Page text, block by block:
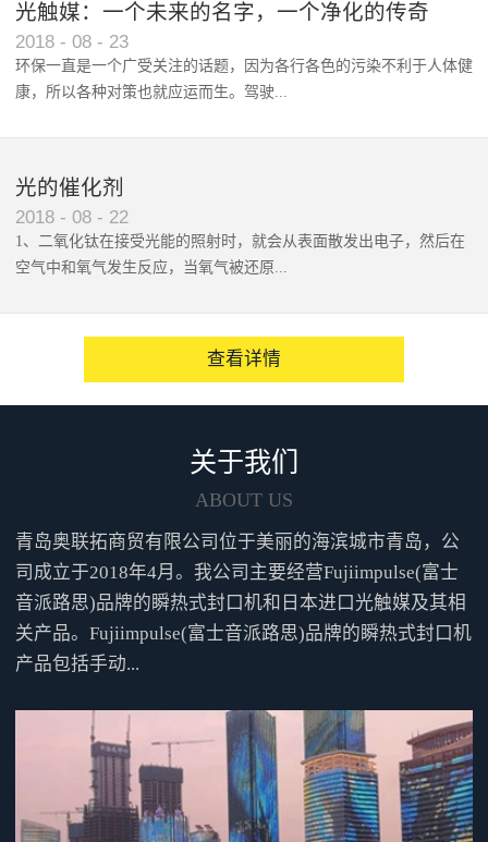
装袋尺寸（最大） V-460系列：
46cm以下 V-610系列：61cm以
下最新型：B型V-460G/V-610G各
系列单侧加热式PE/PP/NY/PVA :
PE/PP/NY/PVA : 0.3mm其它复
列的概要V-460G/V-610G系列封
口机是一款台式、集封口/抽真空/
体， 设计简洁明快，非常适用于
各类食品行业、半导体等行业。
可对包装物进行充气封口通过使
保质期的功能，还可以减少产品
的体积，从而降低企业的物流成
包装袋内冲入惰性气体后，可以
有效的起到防锈、防虫、防腐等
功效。可根据实际需要选择真空
泵型号名称图像特征排气速度到
达真空度标准型50RNS无油活塞
式39L/min-87.0kpa简易S型FDP-
台)-58.6kpa高速H型DOP-80S无油
活塞式80L/min-96.0kpa采用电磁
铁式驱动方式本机采用我公司专
利产品的电磁铁作为动力驱动
源，可以降低客户的机器使用过
光触媒：一个未来的名字，一个净化的传奇
2018 - 08 - 23
环保一直是一个广受关注的话题，因为各行各色的污染不利于人体健
康，所以各种对策也就应运而生。驾驶...
光的催化剂
2018 - 08 - 22
1、二氧化钛在接受光能的照射时，就会从表面散发出电子，然后在
空气中和氧气发生反应，当氧气被还原...
后，会产生超氧阴离子。&#...
查看详情
关于我们
ABOUT US
青岛奥联拓商贸有限公司位于美丽的海滨城市青岛，公
司成立于2018年4月。我公司主要经营Fujiimpulse(富士
音派路思)品牌的瞬热式封口机和日本进口光触媒及其相
关产品。Fujiimpulse(富士音派路思)品牌的瞬热式封口机
产品包括手动...